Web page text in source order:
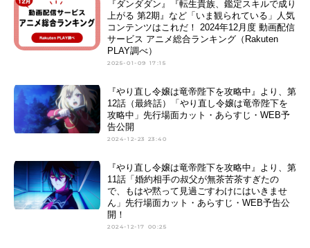
『ダンダダン』『転生貴族、鑑定スキルで成り
上がる 第2期』など「いま観られている」人気
コンテンツはこれだ！ 2024年12月度 動画配信
サービス アニメ総合ランキング（Rakuten
PLAY調べ）
2025-01-09 17:15
『やり直し令嬢は竜帝陛下を攻略中』より、第
12話（最終話）「やり直し令嬢は竜帝陛下を
攻略中」先行場面カット・あらすじ・WEB予
告公開
2024-12-23 23:40
『やり直し令嬢は竜帝陛下を攻略中』より、第
11話「婚約相手の叔父が無茶苦茶すぎたの
で、もはや黙って見過ごすわけにはいきませ
ん」先行場面カット・あらすじ・WEB予告公
開！
2024-12-17 00:25